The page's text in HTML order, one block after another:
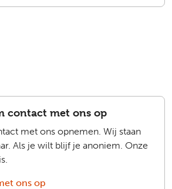
contact met ons op
met ons opnemen. Wij staan
Als je wilt blijf je anoniem. Onze
ons op